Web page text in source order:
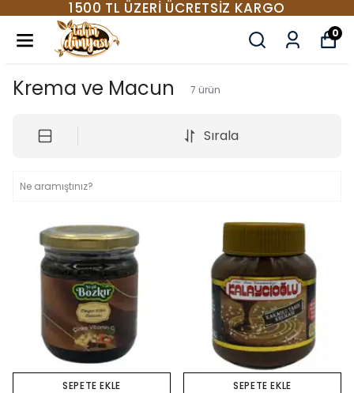
1500 TL ÜZERI ÜCRETSIZ KARGO
0
Krema ve Macun 7 ürün
Sırala
SEPETE EKLE SEPETE EKLE